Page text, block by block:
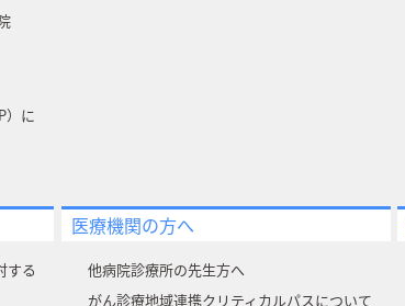
）に
する
医療機関の方へ
他病院診療所の先生方へ
がん診療地域連携クリティカルパスについて